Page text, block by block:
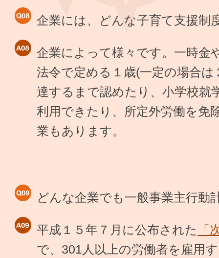
企業には、どんな子育て支援制
企業によって様々です。一時金
法令で定める１歳(一定の場合
達するまで認めたり、小学校就
利用できたり、所定外労働を免
業もあります。
どんな企業でも一般事業主行動
平成１５年７月に公布された
「
で、301人以上の労働者を雇用